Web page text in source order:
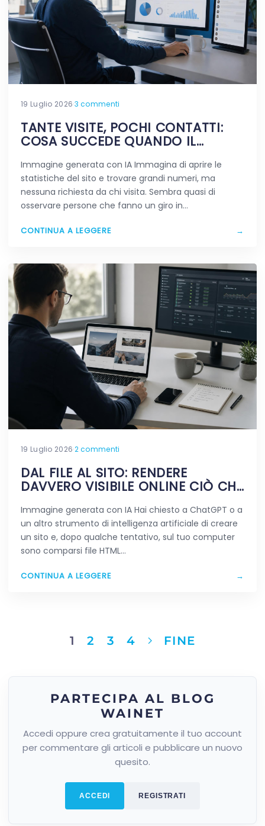
19 Luglio 2026·3 commenti
TANTE VISITE, POCHI CONTATTI:
COSA SUCCEDE QUANDO IL
Immagine generata con IA Immagina di aprire le
statistiche del sito e trovare grandi numeri, ma
nessuna richiesta da chi visita. Sembra quasi di
osservare persone che fanno un giro in…
CONTINUA A LEGGERE →
19 Luglio 2026·2 commenti
DAL FILE AL SITO: RENDERE
DAVVERO VISIBILE ONLINE CIÒ CHE
Immagine generata con IA Hai chiesto a ChatGPT o a
un altro strumento di intelligenza artificiale di creare
un sito e, dopo qualche tentativo, sul tuo computer
sono comparsi file HTML…
CONTINUA A LEGGERE →
1 2 3 4 FINE
PARTECIPA AL BLOG
WAINET
Accedi oppure crea gratuitamente il tuo account
per commentare gli articoli e pubblicare un nuovo
quesito.
ACCEDI REGISTRATI